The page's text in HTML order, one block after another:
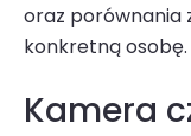
oraz porównania
konkretną osobę.
Kamera